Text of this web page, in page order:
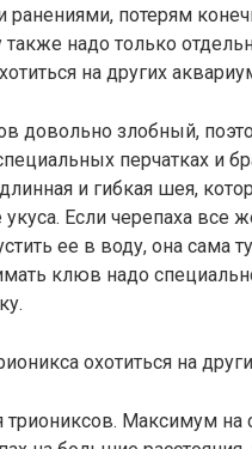
потерям
надо только
на других
довольно злобный,
перчатках и
и гибкая шея,
Если черепаха все
ее в воду, она сама
клюв надо
охотиться на
триониксов. Максимум